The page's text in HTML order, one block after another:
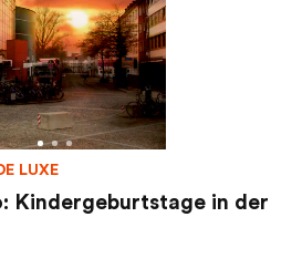
LUXE
Kindergeburtstage in der